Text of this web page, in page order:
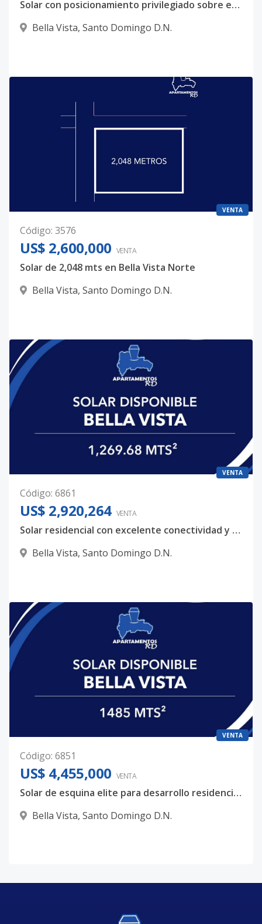
Solar con posicionamiento privilegiado sobre eje urbano de alta actividad – Bella Vista
Bella Vista, Santo Domingo D.N.
VENTA
Código: 3576
US$ 2,600,000 VENTA
Solar de 2,048 mts en Bella Vista Norte
Bella Vista, Santo Domingo D.N.
VENTA
Código: 6861
US$ 2,920,264 VENTA
Solar residencial con excelente conectividad y escala óptima de proyecto – Bella Vista
Bella Vista, Santo Domingo D.N.
VENTA
Código: 6851
US$ 4,455,000 VENTA
Solar de esquina elite para desarrollo residencial o mixto – Bella Vista
Bella Vista, Santo Domingo D.N.